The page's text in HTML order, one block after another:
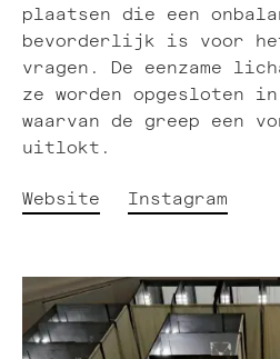
plaatsen die een
bevorderlijk is voor
vragen. De eenzame
ze worden opgesloten
waarvan de greep een
uitlokt.
Website Instagram